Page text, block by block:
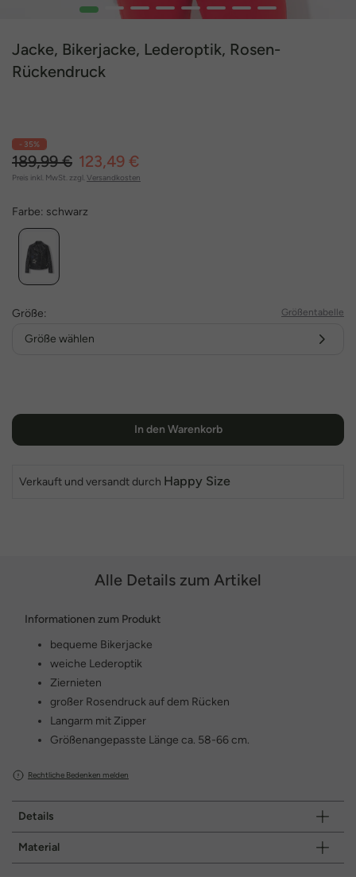
1 3 4 5 6 7 8
Jacke, Bikerjacke, Lederoptik, Rosen-
Rückendruck
- 35%
189,99 € 123,49 €
Preis inkl. MwSt. zzgl. Versandkosten
Farbe: schwarz
Größe: Größentabelle
Größe wählen
In den Warenkorb
Verkauft und versandt durch Happy Size
Alle Details zum Artikel
Informationen zum Produkt
bequeme Bikerjacke
weiche Lederoptik
Ziernieten
großer Rosendruck auf dem Rücken
Langarm mit Zipper
Größenangepasste Länge ca. 58-66 cm.
Rechtliche Bedenken melden
Details
Material